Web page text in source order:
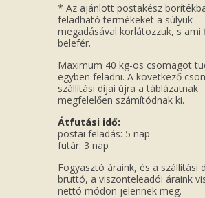
* Az ajánlott postakész
feladható termékeket a súlyuk
megadásával korlátozzuk, s ami
belefér.
Maximum 40 kg-os csomagot
egyben feladni. A következő
szállítási díjai újra a táblázatnak
megfelelően számítódnak ki.
Átfutási idő:
postai feladás: 5 nap
futár: 3 nap
Fogyasztó áraink, és a szállítási
bruttó, a viszonteleadói áraink
nettó módon jelennek meg.